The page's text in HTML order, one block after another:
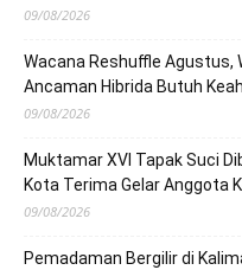
09/08/2026
Wacana Reshuffle Agustus,
Ancaman Hibrida Butuh
09/08/2026
Muktamar XVI Tapak Suci
Kota Terima Gelar Anggota
09/08/2026
Pemadaman Bergilir di